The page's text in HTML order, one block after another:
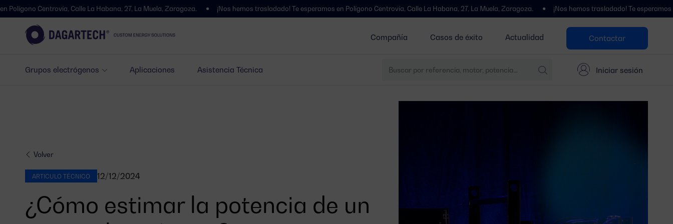
Compañía Casos de éxito Actualidad Contactar
Grupos electrógenos Aplicaciones Asistencia Técnica Iniciar sesión
Centrovía, Calle La Habana, 27, La Muela, Zaragoza. ¡Nos hemos trasladado! Te esperamos en Polígono Centrovía, Calle La Habana, 27, La Muela, Zaragoza. ¡Nos hemos trasladado! Te esperamos en
Volver
ARTICULO TÉCNICO 12/12/2024
¿Cómo estimar la potencia de un